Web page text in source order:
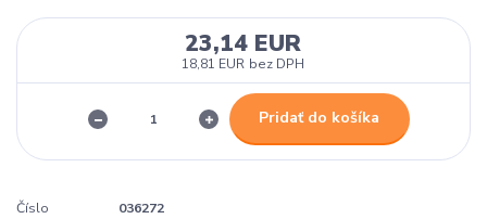
23,14 EUR
18,81 EUR bez DPH
Pridať do košíka
Číslo
036272